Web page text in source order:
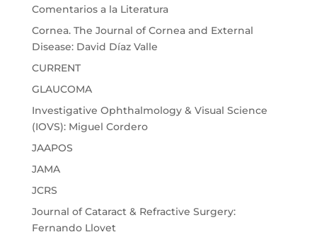
Comentarios a la Literatura
Cornea. The Journal of Cornea and External
Disease: David Díaz Valle
CURRENT
GLAUCOMA
Investigative Ophthalmology & Visual Science
(IOVS): Miguel Cordero
JAAPOS
JAMA
JCRS
Journal of Cataract & Refractive Surgery:
Fernando Llovet